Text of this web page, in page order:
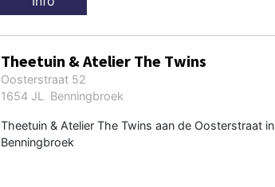
Theetuin & Atelier The Twins
Oosterstraat 52
1654 JL Benningbroek
Theetuin & Atelier The Twins aan de Oosterstraat in
Benningbroek